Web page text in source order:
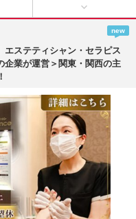
new
エステティシャン・セラピス
企業が運営＞関東・関西の主